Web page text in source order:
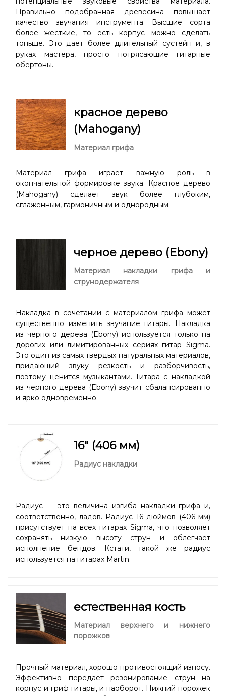
Правильно подобранная древесина повышает
качество звучания инструмента. Высшие сорта
более жесткие, то есть корпус можно сделать
тоньше. Это дает более длительный сустейн и, в
руках мастера, просто потрясающие гитарные
обертоны.
красное дерево
(Mahogany)
Материал грифа
Материал грифа играет важную роль в
окончательной формировке звука. Красное дерево
(Mahogany) сделает звук более глубоким,
сглаженным, гармоничным и однородным.
черное дерево (Ebony)
Материал накладки грифа и
струнодержателя
Накладка в сочетании с материалом грифа может
существенно изменить звучание гитары. Накладка
из черного дерева (Ebony) используется только на
дорогих или лимитированных сериях гитар Sigma.
Это один из самых твердых натуральных материалов,
придающий звуку резкость и разборчивость,
поэтому ценится музыкантами. Гитара с накладкой
из черного дерева (Ebony) звучит сбалансированно
и ярко одновременно.
16" (406 мм)
Радиус накладки
Радиус — это величина изгиба накладки грифа и,
соответственно, ладов. Радиус 16 дюймов (406 мм)
присутствует на всех гитарах Sigma, что позволяет
сохранять низкую высоту струн и облегчает
исполнение бендов. Кстати, такой же радиус
используется на гитарах Martin.
естественная кость
Материал верхнего и нижнего
порожков
Прочный материал, хорошо противостоящий износу.
Эффективно передает резонирование струн на
корпус и гриф гитары, и наоборот. Нижний порожек